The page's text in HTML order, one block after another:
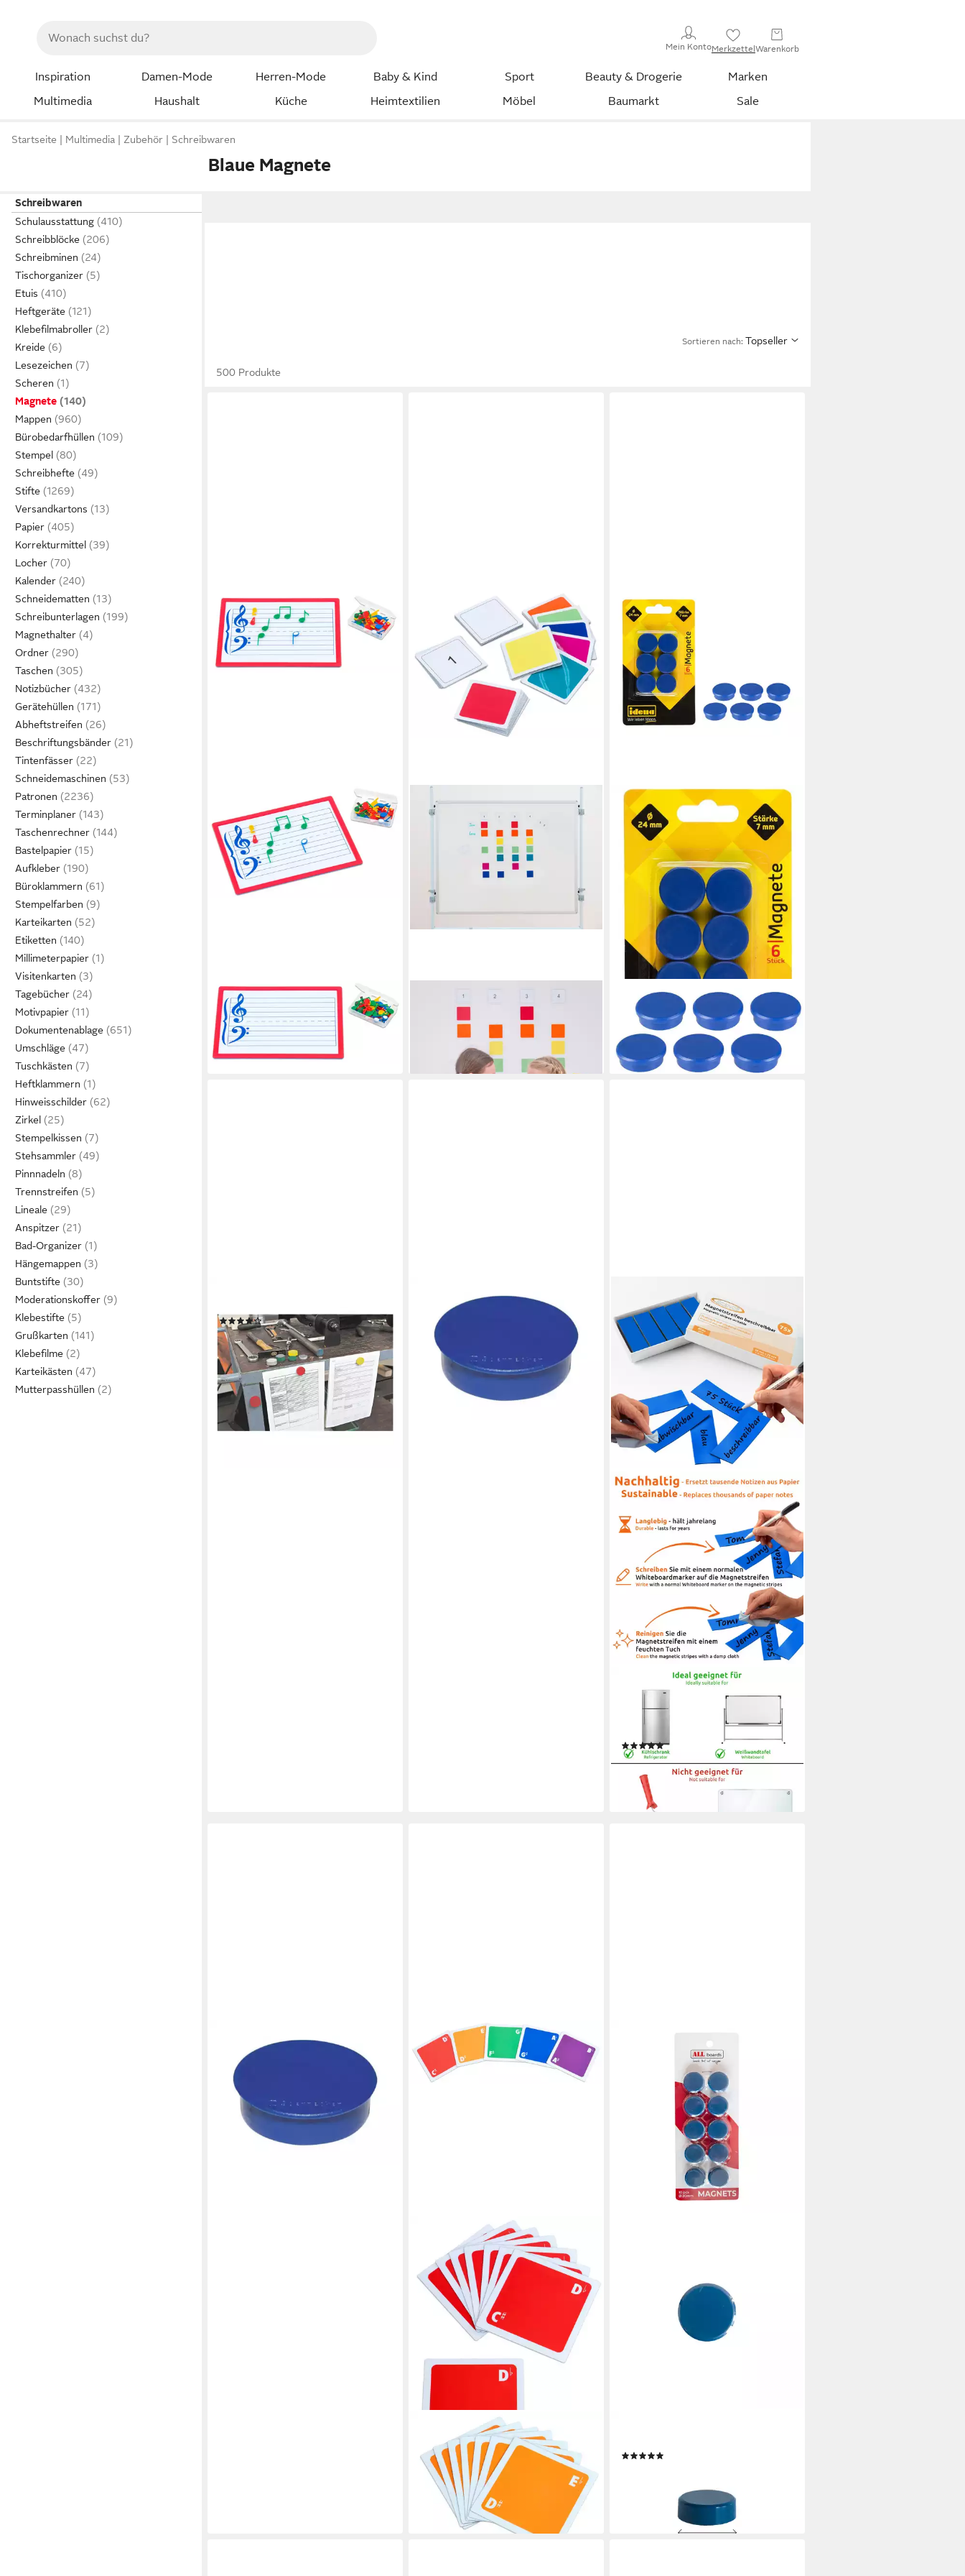
Mein KontoMerkzettelWarenkorb
Inspiration Damen-Mode Herren-Mode Baby & Kind Sport Beauty & Drogerie
Marken
Multimedia
Haushalt Küche Heimtextilien Möbel Baumarkt Sale
Startseite Multimedia Zubehör Schreibwaren
Blaue Magnete
Schreibwaren
Schulausstattung
Schreibblöcke
Schreibminen
Tischorganizer
Etuis
Heftgeräte
Klebefilmabroller
Kreide
Lesezeichen
Scheren
Magnete
Mappen
Bürobedarfhüllen
Stempel
Schreibhefte
Stifte
Versandkartons
Papier
Korrekturmittel
Locher
Kalender
Schneidematten
Schreibunterlagen
Magnethalter
Ordner
Taschen
Notizbücher
Gerätehüllen
Abheftstreifen
Beschriftungsbänder
Tintenfässer
Schneidemaschinen
Patronen
Terminplaner
Taschenrechner
Bastelpapier
Aufkleber
Büroklammern
Stempelfarben
Karteikarten
Etiketten
Millimeterpapier
Visitenkarten
Tagebücher
Motivpapier
Dokumentenablage
Umschläge
Tuschkästen
Heftklammern
Hinweisschilder
Zirkel
Stempelkissen
Stehsammler
Pinnnadeln
Trennstreifen
Lineale
Anspitzer
Bad-Organizer
Hängemappen
Buntstifte
Moderationskoffer
Klebestifte
Grußkarten
Klebefilme
Karteikästen
Mutterpasshüllen
Sortieren nach: Topseller
500 Produkte
BETZOLD
Magnet Magnetische Notentafel
21,95 €
lieferbar - in 3-4 Werktagen bei dir
Magnet Rhythmus- und Taktkarten
für die Tafel
lieferbar - in 3-4 Werktagen bei dir
IDENA
Magnet Idena Magnete Stärke 7mm
rund blau Ø2,4cm 6 Stück
ab 1,99 €
lieferbar - in 2-3 Werktagen bei dir
(1)
ab 13,29 €
lieferbar - in 2-3 Werktagen bei dir
Magnet Soennecken Magnet 4803
rund 32mm blau 10 St./Pack.
ab 2,57 €
lieferbar - in 5-6 Werktagen bei dir
Magnet 75 Magnetstreifen
beschreibbar Etiketten Magnete (75-
(10)
13,49 €
lieferbar - in 3-4 Werktagen bei dir
+1
Magnet Soennecken Magnet 4884
rund 38mm 2,5kg blau 10 St./Pack.
4,50 €
lieferbar - in 5-6 Werktagen bei dir
Magnet Rhythmus- und Taktkarten,
chromatische Ergänzung
24,95 €
lieferbar - in 3-4 Werktagen bei dir
lieferbar - in 4-5 Werktagen bei dir
+1